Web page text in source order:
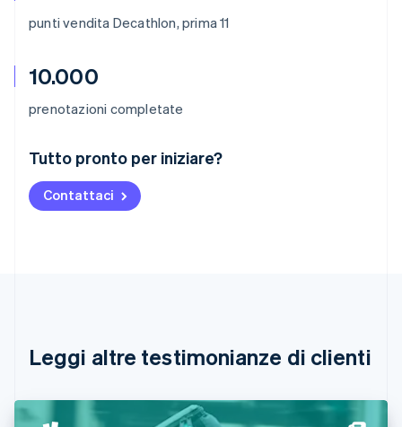
punti vendita Decathlon, prima 11
10.000
prenotazioni completate
Tutto pronto per iniziare?
Contattaci
Leggi altre testimonianze di clienti
Australia
English
Austria
DeutschEnglish
English Français
Cina continentale
Cipro
English